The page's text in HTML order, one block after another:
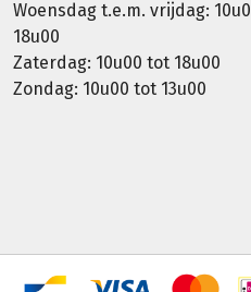
Woensdag t.e.m. vrijdag:
18u00
Zaterdag: 10u00 tot 18u00
Zondag: 10u00 tot 13u00